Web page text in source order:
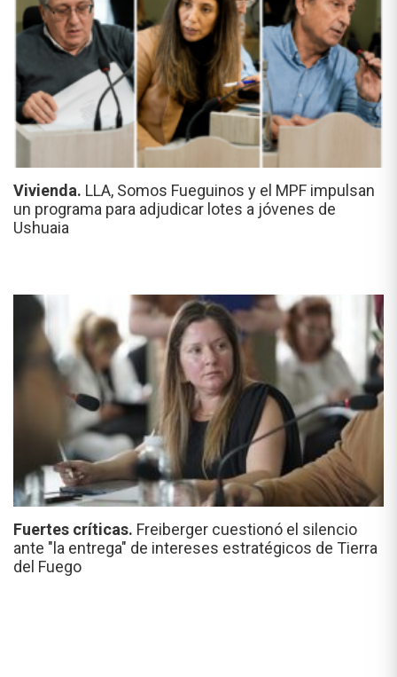
Vivienda. LLA, Somos Fueguinos y el MPF impulsan
un programa para adjudicar lotes a jóvenes de
Ushuaia
Fuertes críticas. Freiberger cuestionó el silencio
ante "la entrega" de intereses estratégicos de Tierra
del Fuego